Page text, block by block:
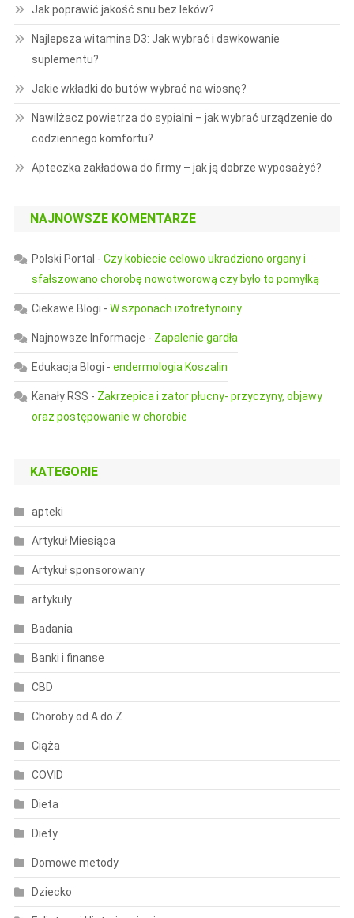
Jak poprawić jakość snu bez leków?
Najlepsza witamina D3: Jak wybrać i dawkowanie
suplementu?
Jakie wkładki do butów wybrać na wiosnę?
Nawilżacz powietrza do sypialni – jak wybrać urządzenie do
codziennego komfortu?
Apteczka zakładowa do firmy – jak ją dobrze wyposażyć?
NAJNOWSZE KOMENTARZE
Polski Portal - Czy kobiecie celowo ukradziono organy i
sfałszowano chorobę nowotworową czy było to pomyłką
Ciekawe Blogi - W szponach izotretynoiny
Najnowsze Informacje - Zapalenie gardła
Edukacja Blogi - endermologia Koszalin
Kanały RSS - Zakrzepica i zator płucny- przyczyny, objawy
oraz postępowanie w chorobie
KATEGORIE
apteki
Artykuł Miesiąca
Artykuł sponsorowany
artykuły
Badania
Banki i finanse
CBD
Choroby od A do Z
Ciąża
COVID
Dieta
Diety
Domowe metody
Dziecko